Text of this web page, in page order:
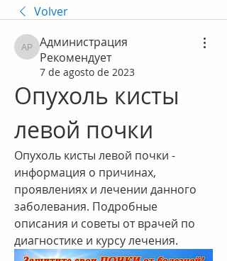
Volver
Администрация Рекомендует
Администрация
Рекомендует
7 de agosto de 2023
Опухоль кисты
левой почки
Опухоль кисты левой почки -
информация о причинах,
проявлениях и лечении данного
заболевания. Подробные
описания и советы от врачей по
диагностике и курсу лечения.